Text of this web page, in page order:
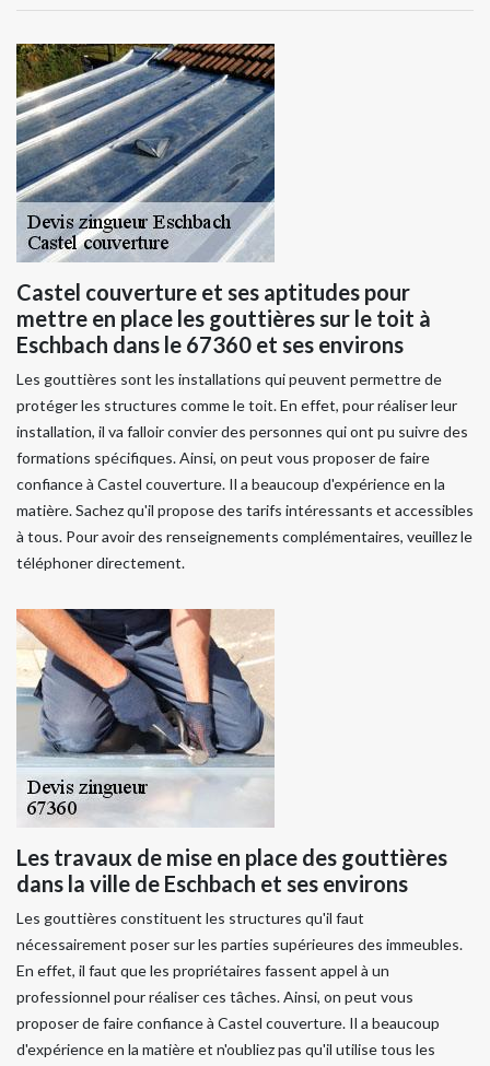
Castel couverture et ses aptitudes pour
mettre en place les gouttières sur le toit à
Eschbach dans le 67360 et ses environs
Les gouttières sont les installations qui peuvent permettre de
protéger les structures comme le toit. En effet, pour réaliser leur
installation, il va falloir convier des personnes qui ont pu suivre des
formations spécifiques. Ainsi, on peut vous proposer de faire
confiance à Castel couverture. Il a beaucoup d'expérience en la
matière. Sachez qu'il propose des tarifs intéressants et accessibles
à tous. Pour avoir des renseignements complémentaires, veuillez le
téléphoner directement.
Les travaux de mise en place des gouttières
dans la ville de Eschbach et ses environs
Les gouttières constituent les structures qu'il faut
nécessairement poser sur les parties supérieures des immeubles.
En effet, il faut que les propriétaires fassent appel à un
professionnel pour réaliser ces tâches. Ainsi, on peut vous
proposer de faire confiance à Castel couverture. Il a beaucoup
d'expérience en la matière et n'oubliez pas qu'il utilise tous les